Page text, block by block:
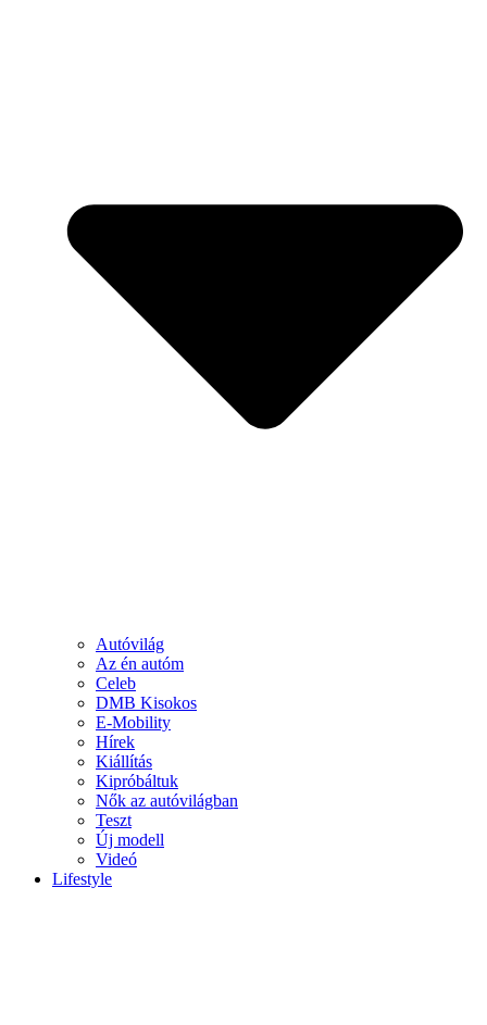
Autóvilág
Az én autóm
Celeb
DMB Kisokos
E-Mobility
Hírek
Kiállítás
Kipróbáltuk
Nők az autóvilágban
Teszt
Új modell
Videó
Lifestyle